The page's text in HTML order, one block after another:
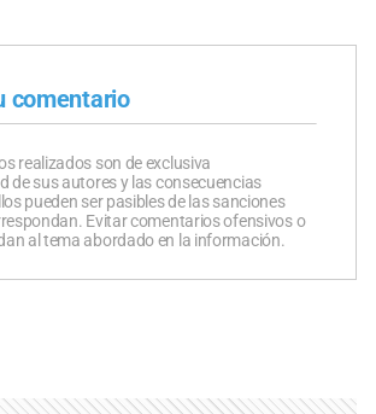
comentario
realizados son de exclusiva
de sus autores y las consecuencias
pueden ser pasibles de las sanciones
Evitar comentarios ofensivos o
al tema abordado en la información.